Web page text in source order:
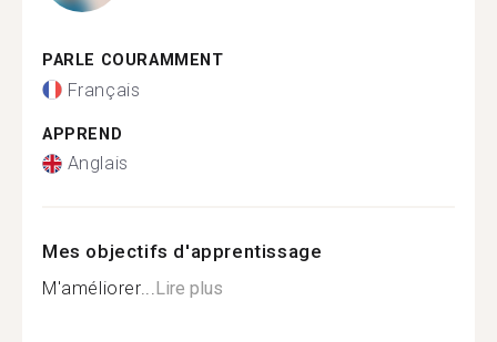
PARLE COURAMMENT
Français
APPREND
Anglais
Mes objectifs d'apprentissage
M'améliorer...Lire plus